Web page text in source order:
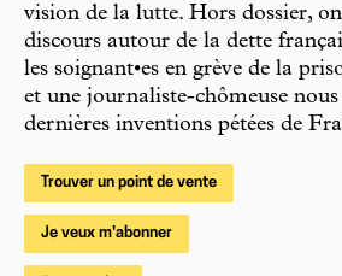
vision de la lutte. Hors dossier,
discours autour de la dette
les soignant•es en grève de la
et une journaliste-chômeuse
dernières inventions pétées de
Trouver un point de vente
Je veux m'abonner